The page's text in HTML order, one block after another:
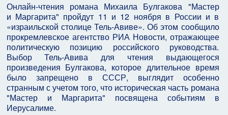
Онлайн-чтения романа Михаила Булгакова "Мастер
и Маргарита" пройдут 11 и 12 ноября в России и в
«израильской столице Тель-Авиве». Об этом сообщило
прокремлевское агентство РИА Новости, отражающее
политическую позицию российского руководства.
Выбор Тель-Авива для чтения выдающегося
произведения Булгакова, которое длительное время
было запрещено в СССР, выглядит особенно
странным с учетом того, что историческая часть романа
"Мастер и Маргарита" посвящена событиям в
Иерусалиме.